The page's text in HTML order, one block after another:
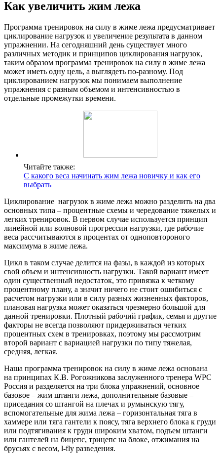
Как увеличить жим лежа
Программа тренировок на силу в жиме лежа предусматривает
циклирование нагрузок и увеличение результата в данном
упражнении. На сегодняшний день существует много
различных методик и принципов циклирования нагрузок,
таким образом программа тренировок на силу в жиме лежа
может иметь одну цель, а выглядеть по-разному. Под
циклированием нагрузок мы понимаем выполнение
упражнения с разным объемом и интенсивностью в
отдельные промежутки времени.
Читайте также:
С какого веса начинать жим лежа новичку и как его
выбрать
Циклирование нагрузок в жиме лежа можно разделить на два
основных типа – процентные схемы и чередование тяжелых и
легких тренировок. В первом случае используется принцип
линейной или волновой прогрессии нагрузки, где рабочие
веса рассчитываются в процентах от одноповтороного
максимума в жиме лежа.
Цикл в таком случае делится на фазы, в каждой из которых
свой объем и интенсивность нагрузки. Такой вариант имеет
один существенный недостаток, это привязка к четкому
процентному плану, а значит ничего не стоит ошибиться с
расчетом нагрузки или в силу разных жизненных факторов,
плановая нагрузка может оказаться чрезмерно большой для
данной тренировки. Плотный рабочий график, семья и другие
факторы не всегда позволяют придерживаться четких
процентных схем в тренировках, поэтому мы рассмотрим
второй вариант с вариацией нагрузки по типу тяжелая,
средняя, легкая.
Наша программа тренировок на силу в жиме лежа основана
на принципах К.В. Рогожникова заслуженного тренера WPC
Россия и разделяется на три блока упражнений, основное
базовое – жим штанги лежа, дополнительные базовые –
приседания со штангой на плечах и румынскую тягу,
вспомогательные для жима лежа – горизонтальная тяга в
хаммере или тяга гантели к поясу, тяга верхнего блока к груди
или подтягивания к груди широким хватом, подъем штанги
или гантелей на бицепс, трицепс на блоке, отжимания на
брусьях с весом, l-fly разведения.